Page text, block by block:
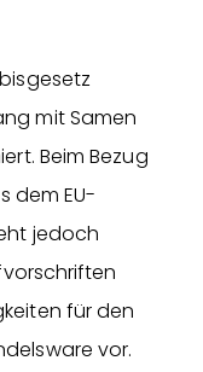
mit Samen
Beim Bezug
dem EU-
jedoch
für den
vor.